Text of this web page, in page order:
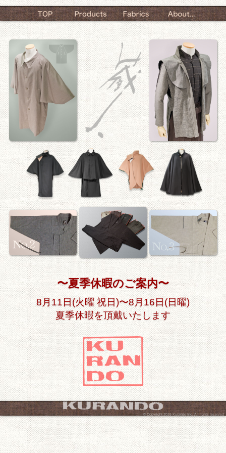
夏季休暇のご案内
8月11日(火曜 祝日)〜8月16日(日曜)
夏季休暇を頂戴いたします
© Copyright 2026 Kurando Inc. All rights reserved